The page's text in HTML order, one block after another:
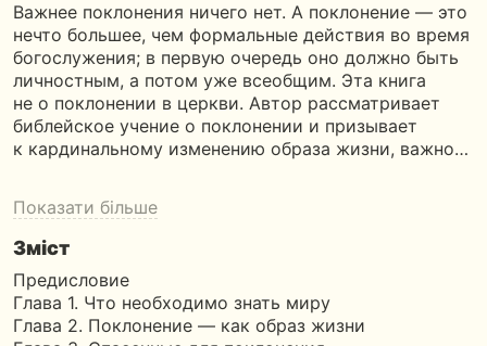
Важнее поклонения ничего нет. А поклонение — это
нечто большее, чем формальные действия во время
богослужения; в первую очередь оно должно быть
личностным, а потом уже всеобщим. Эта книга
не о поклонении в церкви. Автор рассматривает
библейское учение о поклонении и призывает
к кардинальному изменению образа жизни, важно…
Показати більше
Зміст
Предисловие
Глава 1. Что необходимо знать миру
Глава 2. Поклонение — как образ жизни